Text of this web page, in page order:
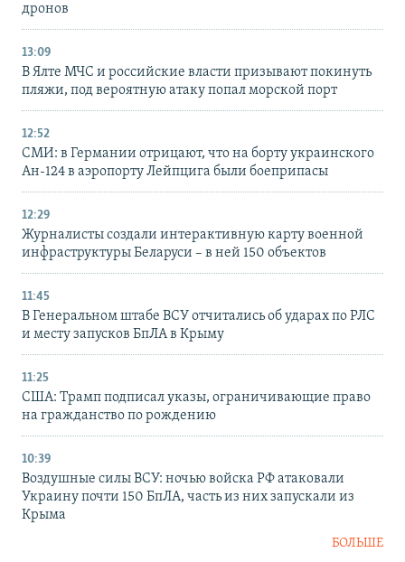
дронов
13:09
В Ялте МЧС и российские власти призывают покинуть
пляжи, под вероятную атаку попал морской порт
12:52
СМИ: в Германии отрицают, что на борту украинского
Ан-124 в аэропорту Лейпцига были боеприпасы
12:29
Журналисты создали интерактивную карту военной
инфраструктуры Беларуси – в ней 150 объектов
11:45
В Генеральном штабе ВСУ отчитались об ударах по РЛС
и месту запусков БпЛА в Крыму
11:25
США: Трамп подписал указы, ограничивающие право
на гражданство по рождению
10:39
Воздушные силы ВСУ: ночью войска РФ атаковали
Украину почти 150 БпЛА, часть из них запускали из
Крыма
БОЛЬШЕ